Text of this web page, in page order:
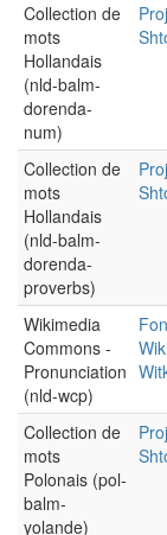
Collection de
mots
Hollandais
(nld-balm-
dorenda-
num)
Collection de
mots
Hollandais
(nld-balm-
dorenda-
proverbs)
Wikimedia
Commons -
Pronunciation
(nld-wcp)
Collection de
mots
Polonais (pol-
balm-
yolande)